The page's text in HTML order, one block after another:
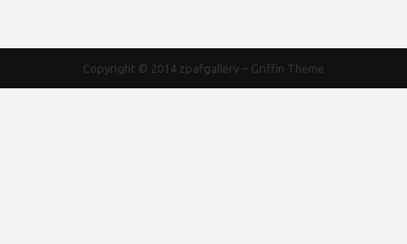
Copyright © 2014 zpafgallery – Griffin Theme